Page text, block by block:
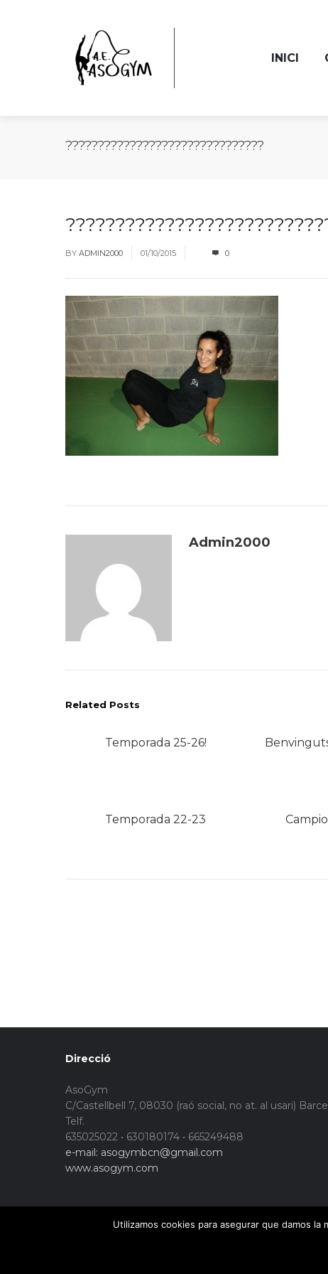
INICI
???????????????????????????????
BY ADMIN2000 01/10/2015 0
Admin2000
Related Posts
Temporada 25-26!
Temporada 22-23
Direcció
AsoGym
C/Castellbell 7, 08030 (raó social, no at. al usari)
Telf.
635025022 • 630180174 • 665249488
e-mail: asogymbcn@gmail.com
www.asogym.com
Utilizamos cookies para asegurar que damos